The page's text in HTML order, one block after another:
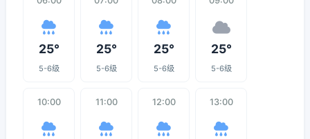
25°
5-6级
25°
5-6级
25°
5-6级
25°
5-6级
10:00 11:00 12:00 13:00